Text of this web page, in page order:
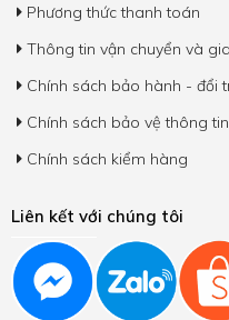
Phương thức thanh toán
Thông tin vận chuyển và
Chính sách bảo hành - đổi
Chính sách bảo vệ thông
Chính sách kiểm hàng
Liên kết với chúng tôi